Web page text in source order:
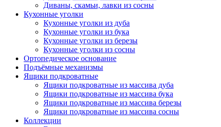
Диваны, скамьи, лавки из сосны
Кухонные уголки
Кухонные уголки из дуба
Кухонные уголки из бука
Кухонные уголки из березы
Кухонные уголки из сосны
Ортопедическое основание
Подъёмные механизмы
Ящики подкроватные
Ящики подкроватные из массива дуба
Ящики подкроватные из массива бука
Ящики подкроватные из массива березы
Ящики подкроватные из массива сосны
Коллекции